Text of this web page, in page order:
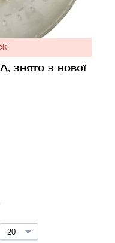
знято з нової